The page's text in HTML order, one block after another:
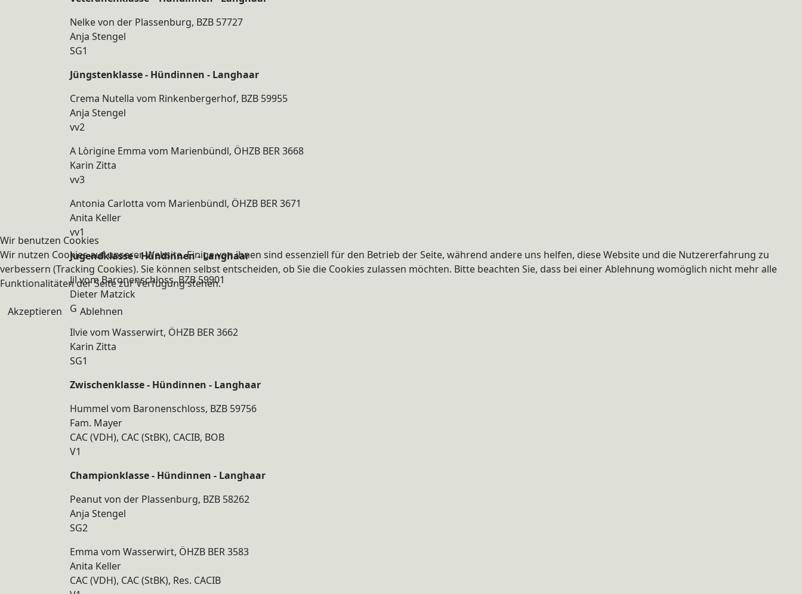
Nelke von der Plassenburg, BZB 57727
Anja Stengel
SG1
Jüngstenklasse - Hündinnen - Langhaar
Crema Nutella vom Rinkenbergerhof, BZB 59955
Anja Stengel
vv2
A Lòrigine Emma vom Marienbündl, ÖHZB BER 3668
Karin Zitta
vv3
Antonia Carlotta vom Marienbündl, ÖHZB BER 3671
Anita Keller
vv1
Jugendklasse - Hündinnen - Langhaar
Jil vom Baronenschloss, BZB 59901
Dieter Matzick
G
Ilvie vom Wasserwirt, ÖHZB BER 3662
Karin Zitta
SG1
Zwischenklasse - Hündinnen - Langhaar
Hummel vom Baronenschloss, BZB 59756
Fam. Mayer
CAC (VDH), CAC (StBK), CACIB, BOB
V1​
Championklasse - Hündinnen - Langhaar
Peanut von der Plassenburg, BZB 58262
Anja Stengel
SG2
Emma vom Wasserwirt, ÖHZB BER 3583
Anita Keller
CAC (VDH), CAC (StBK), Res. CACIB
Wir benutzen Cookies
Wir nutzen Cookies auf unserer Website. Einige von ihnen sind essenziell für den Betrieb der Seite, während andere uns helfen, diese Website und die Nutzererfahrung zu
verbessern (Tracking Cookies). Sie können selbst entscheiden, ob Sie die Cookies zulassen möchten. Bitte beachten Sie, dass bei einer Ablehnung womöglich nicht mehr alle
Funktionalitäten der Seite zur Verfügung stehen.
Akzeptieren Ablehnen